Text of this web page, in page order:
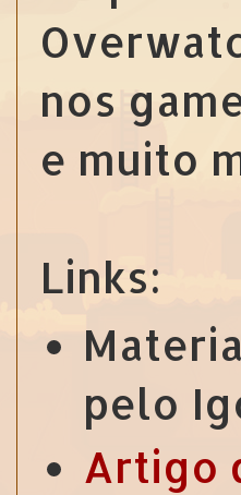
nos
e muito
Links:
pelo
Artigo